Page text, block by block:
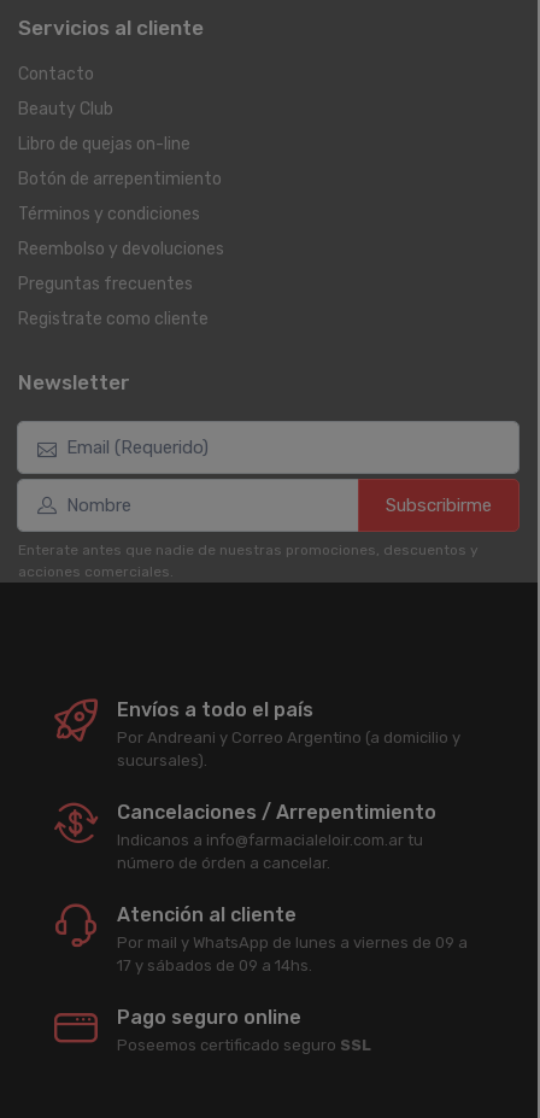
Servicios al cliente
Contacto
Beauty Club
Libro de quejas on-line
Botón de arrepentimiento
Términos y condiciones
Reembolso y devoluciones
Preguntas frecuentes
Registrate como cliente
Newsletter
Subscribirme
Enterate antes que nadie de nuestras promociones, descuentos y
acciones comerciales.
Envíos a todo el país
Por Andreani y Correo Argentino (a domicilio y
sucursales).
Cancelaciones / Arrepentimiento
Indicanos a info@farmacialeloir.com.ar tu
número de órden a cancelar.
Atención al cliente
Por mail y WhatsApp de lunes a viernes de 09 a
17 y sábados de 09 a 14hs.
Pago seguro online
Poseemos certificado seguro SSL